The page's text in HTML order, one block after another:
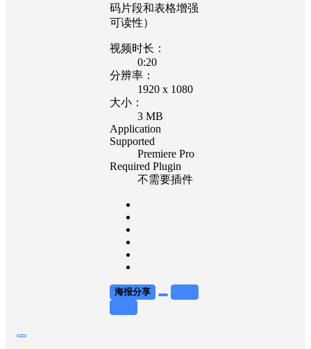
码片段和表格增强
可读性）
视频时长：
0:20
分辨率：
1920 x 1080
大小：
3 MB
Application
Supported
Premiere Pro
Required Plugin
不需要插件
海报分享